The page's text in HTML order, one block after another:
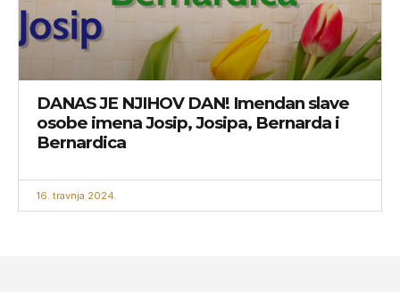
DANAS JE NJIHOV DAN! Imendan slave
osobe imena Josip, Josipa, Bernarda i
Bernardica
16. travnja 2024.